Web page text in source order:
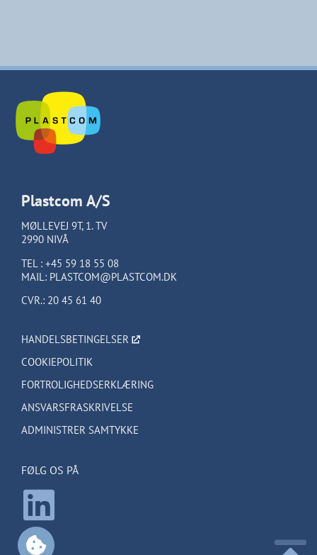
Plastcom A/S
MØLLEVEJ 9T, 1. TV
2990 NIVÅ
TEL : +45 59 18 55 08
MAIL: PLASTCOM@PLASTCOM.DK
CVR.: 20 45 61 40
HANDELSBETINGELSER
COOKIEPOLITIK
FORTROLIGHEDSERKLÆRING
ANSVARSFRASKRIVELSE
ADMINISTRER SAMTYKKE
FØLG OS PÅ